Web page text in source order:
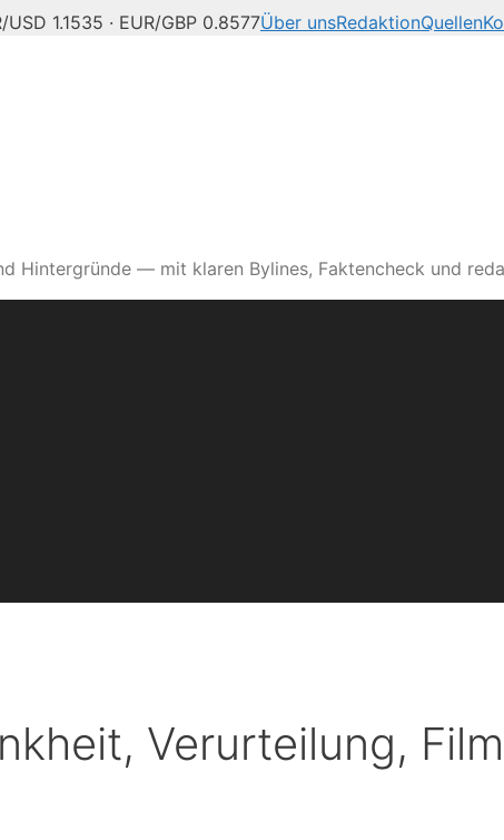
USD 1.1535 · EUR/GBP 0.8577Über unsRedaktionQuellen
Hintergründe — mit klaren Bylines, Faktencheck und
Verurteilung,